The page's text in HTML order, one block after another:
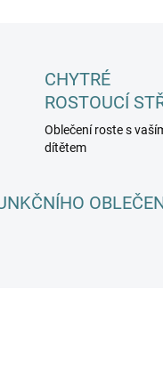
CHYTRÉ
ROSTOUCÍ
Oblečení roste s
dítětem